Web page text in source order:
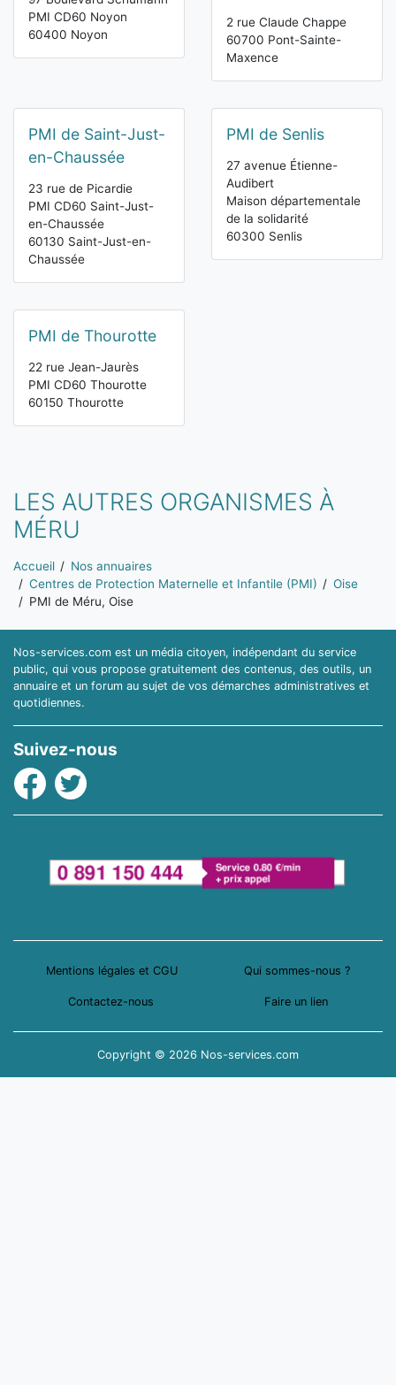
PMI CD60 Noyon
60400 Noyon
2 rue Claude Chappe
60700 Pont-Sainte-
Maxence
PMI de Saint-Just-
en-Chaussée
23 rue de Picardie
PMI CD60 Saint-Just-
en-Chaussée
60130 Saint-Just-en-
Chaussée
PMI de Senlis
27 avenue Étienne-
Audibert
Maison départementale
de la solidarité
60300 Senlis
PMI de Thourotte
22 rue Jean-Jaurès
PMI CD60 Thourotte
60150 Thourotte
LES AUTRES ORGANISMES À
MÉRU
Vous êtes ici:
Accueil
Nos annuaires
Centres de Protection Maternelle et Infantile (PMI)
Oise
PMI de Méru, Oise
Nos-services.com est un média citoyen, indépendant du service
public, qui vous propose gratuitement des contenus, des outils, un
annuaire et un forum au sujet de vos démarches administratives et
quotidiennes.
Suivez-nous
Facebook
Twitter
Mentions légales et CGU Qui sommes-nous ?
Contactez-nous Faire un lien
Copyright © 2026 Nos-services.com